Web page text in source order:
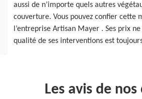
aussi de n’importe quels autres
couverture. Vous pouvez confier cette
l’entreprise Artisan Mayer . Ses prix
qualité de ses interventions est
Les avis de